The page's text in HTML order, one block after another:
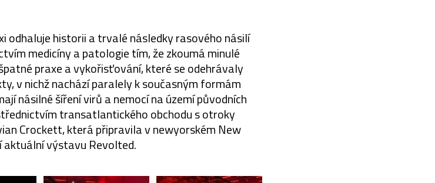
odhaluje historii a trvalé následky rasového násilí
medicíny a patologie tím, že zkoumá minulé
praxe a vykořisťování, které se odehrávaly
v nichž nachází paralely k současným formám
násilné šíření virů a nemocí na území původních
transatlantického obchodu s otroky
Crockett, která připravila v newyorském New
aktuální výstavu Revolted.